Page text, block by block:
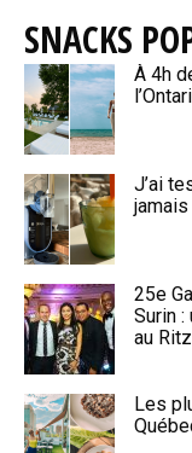
SNACKS
À 4h
J’ai
25e
Surin
au
Les